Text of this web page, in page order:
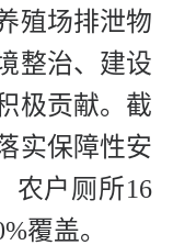
殖场排泄物
整治、建设
极贡献。截
实保障性安
农户厕所16
覆盖。